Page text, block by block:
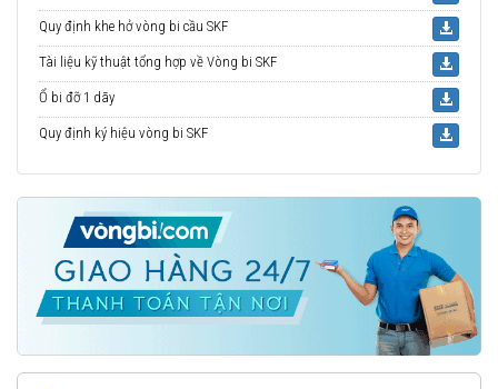
Quy định khe hở vòng bi cầu SKF
Tài liệu kỹ thuật tổng hợp về Vòng bi SKF
Ổ bi đỡ 1 dãy
Quy định ký hiệu vòng bi SKF